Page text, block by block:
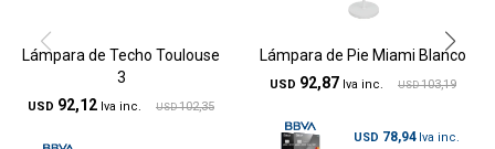
Lámpara de Techo Toulouse
3
USD 92,12 USD 102,35
Lámpara de Pie Miami Blanco
USD 92,87 USD 103,19
USD 78,94